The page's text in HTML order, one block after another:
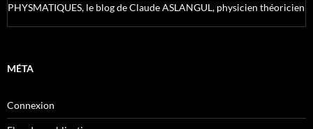
PHYSMATIQUES, le blog de Claude ASLANGUL, physicien théoricien
MÉTA
Connexion